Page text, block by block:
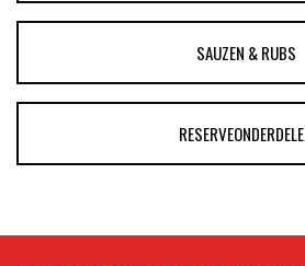
SAUZEN & RUBS